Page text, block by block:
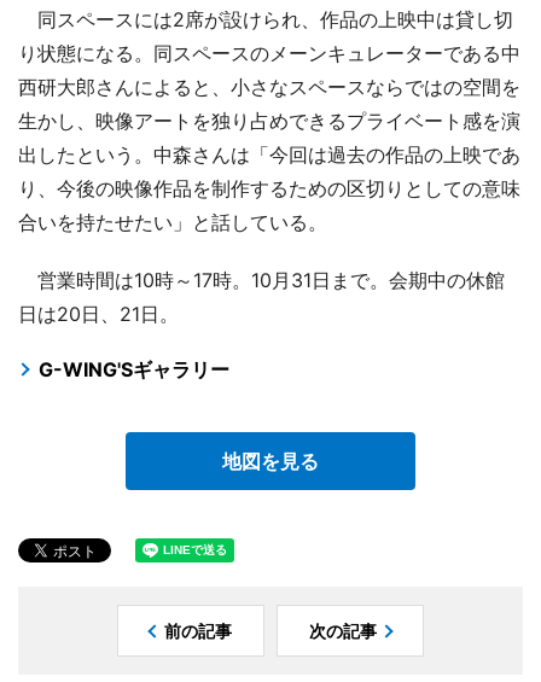
同スペースには2席が設けられ、作品の上映中は貸し切
り状態になる。同スペースのメーンキュレーターである中
西研大郎さんによると、小さなスペースならではの空間を
生かし、映像アートを独り占めできるプライベート感を演
出したという。中森さんは「今回は過去の作品の上映であ
り、今後の映像作品を制作するための区切りとしての意味
合いを持たせたい」と話している。
営業時間は10時～17時。10月31日まで。会期中の休館
日は20日、21日。
G-WING'Sギャラリー
地図を見る
前の記事 次の記事